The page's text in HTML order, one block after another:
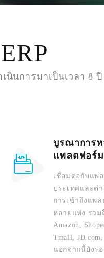
นการมาเป็นเวลา 8
บูรณาการห
แพลตฟอร์ม
เชื่อมต่อกับแพ
ประเทศและต่
การเข้าถึงแพ
หลายแห่ง รวม
Amazon,
Tmall,
นอกจากนี้ยังร